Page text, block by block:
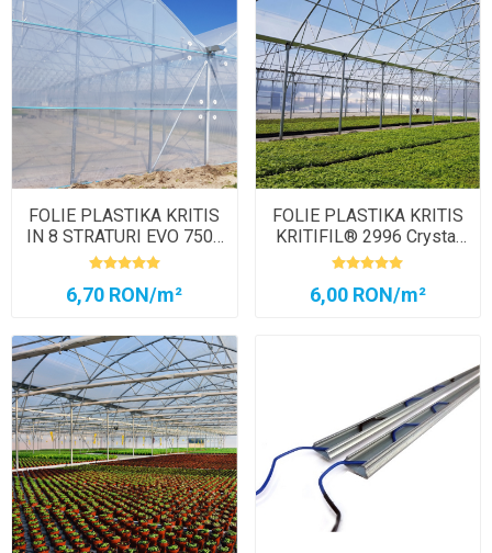
FOLIE PLASTIKA KRITIS
IN 8 STRATURI EVO 7504
AC, CRYSTAL CLEAR
6,70 RON/m²
FOLIE PLASTIKA KRITIS
KRITIFIL®️ 2996 Crystal
Clear
6,00 RON/m²